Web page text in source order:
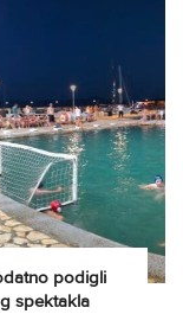
podigli
spektakla